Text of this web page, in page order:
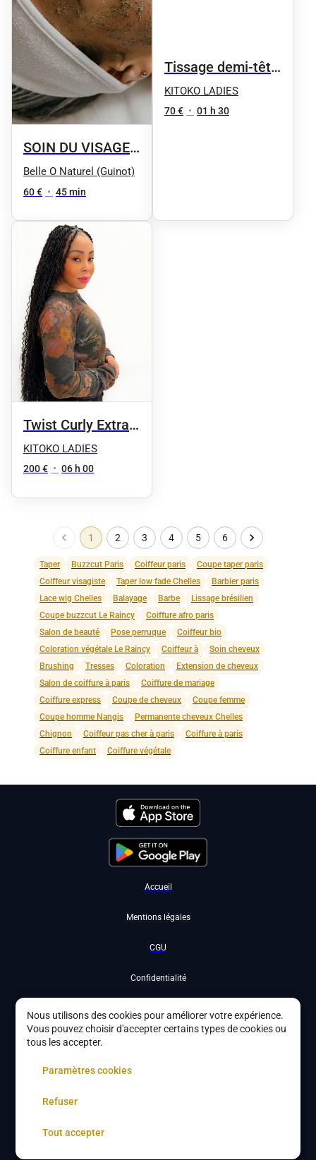
SOIN DU VISAGE
Eclat express :
Gommage et
la nature de la
peau
Belle O Naturel (Guinot)
60 € • 45 min
Tissage demi-tête
+4 tresses
KITOKO LADIES
70 € • 01 h 30
Twist Curly Extra
longue
KITOKO LADIES
200 € • 06 h 00
1 2 3 4 5 6
Taper Buzzcut Paris Coiffeur paris
Coupe taper paris
Coiffeur visagiste
Taper low fade Chelles
Barbier paris
Lace wig Chelles
Balayage Barbe
Lissage brésilien
Coupe buzzcut Le Raincy
Coiffure afro paris
Salon de beauté
Pose perruque
Coiffeur bio
Coloration végétale Le Raincy
Coiffeur à
Soin cheveux
Brushing
Tresses Coloration
Extension de cheveux
Salon de coiffure à paris
Coiffure de mariage
Coiffure express
Coupe de cheveux
Coupe femme
Coupe homme Nangis
Permanente cheveux Chelles
Chignon
Coiffeur pas cher à paris
Coiffure à paris
Coiffure enfant
Coiffure végétale
Accueil
Mentions légales
CGU
Confidentialité
Nous utilisons des cookies pour améliorer votre expérience.
Vous pouvez choisir d'accepter certains types de cookies ou
tous les accepter.
Paramètres cookies
Refuser
Tout accepter